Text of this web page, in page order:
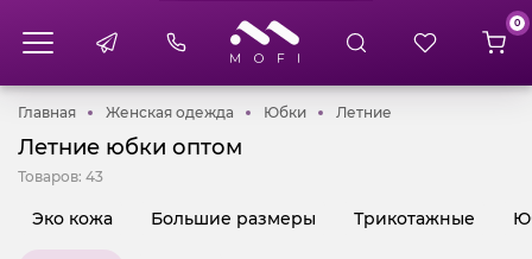
0
ГлавнаяГлавнаяЖенская одежда Женская одежда
ЮбкиЮбкиЛетние
Летние юбки оптом
Товаров: 43
Эко кожа Большие размеры Трикотажные